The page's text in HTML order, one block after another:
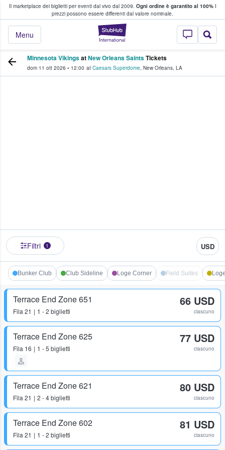
Il marketplace dei biglietti per eventi dal vivo dal 2009. Ogni ordine è garantito al 100%I
prezzi possono essere differenti dal valore nominale.
StubHub - Dove
Menu
fan comprano e vendono biglietti
Minnesota VikingsatNew Orleans SaintsTickets
dom 11 ott 2026 • 12:00 at Caesars Superdome, New Orleans, LA
Filtri 1 USD
Bunker Club Club Sideline Loge Corner Field Suites
Terrace End Zone 651
Fila 21 1 - 2 biglietti
66 USD
ciascuno
Terrace End Zone 625
Fila 16 1 - 5 biglietti
77 USD
ciascuno
Terrace End Zone 621
Fila 21 2 - 4 biglietti
80 USD
ciascuno
Terrace End Zone 602
Fila 21 1 - 2 biglietti
81 USD
ciascuno